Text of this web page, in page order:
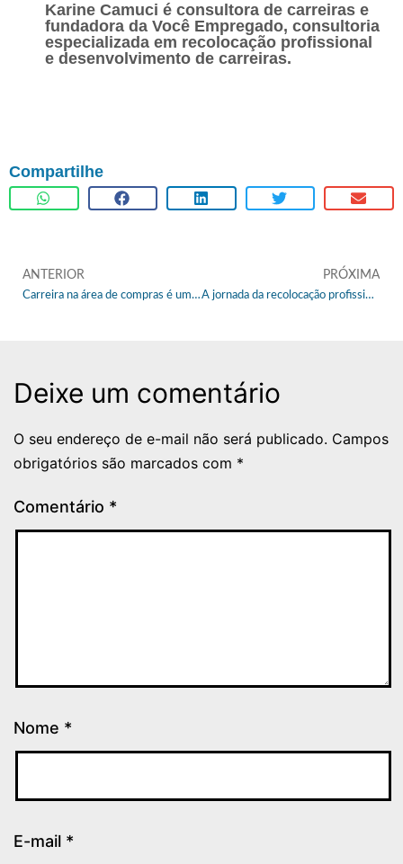
Karine Camuci é consultora de carreiras e
fundadora da Você Empregado, consultoria
especializada em recolocação profissional
e desenvolvimento de carreiras.
Compartilhe
ANTERIOR
Carreira na área de compras é uma das mais promissoras de 2023
PRÓXIMA
A jornada da recolocação profissional: trilhe o caminho certo para voltar ao mercado de trabalho
Deixe um comentário
O seu endereço de e-mail não será publicado. Campos
obrigatórios são marcados com *
Comentário *
Nome *
E-mail *